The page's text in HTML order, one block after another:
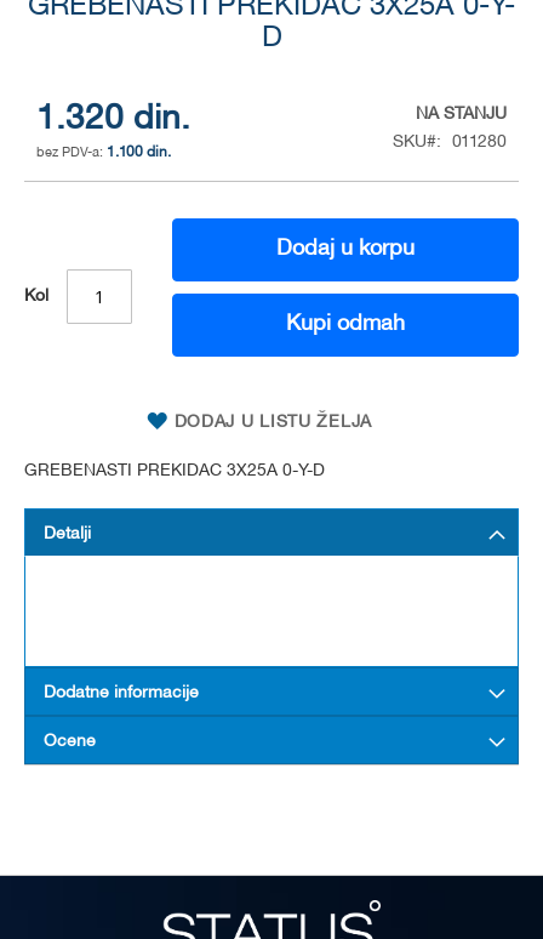
GREBENASTI PREKIDAC 3X25A 0-Y-
D
1.320 din.
1.100 din.
NA STANJU
SKU
011280
Kol
Dodaj u korpu
Kupi odmah
DODAJ U LISTU ŽELJA
GREBENASTI PREKIDAC 3X25A 0-Y-D
images
gallery
Detalji
Dodatne informacije
Ocene